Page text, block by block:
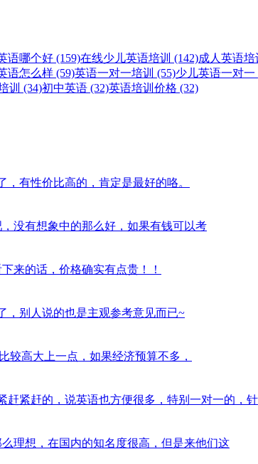
语哪个好 (159)在线少儿英语培训 (142)成人英语培
语怎么样 (59)英语一对一培训 (55)少儿英语一对一
训 (34)初中英语 (32)英语培训价格 (32)
，有性价比高的，肯定是最好的咯。
没有想象中的那么好，如果有钱可以考
来的话，价格确实有点贵！！
，别人说的也是主观参考意见而已~
较高大上一点，如果经济预算不多，
赶紧赶的，说英语也方便很多，特别一对一的，针
理想，在国内的知名度很高，但是来他们这